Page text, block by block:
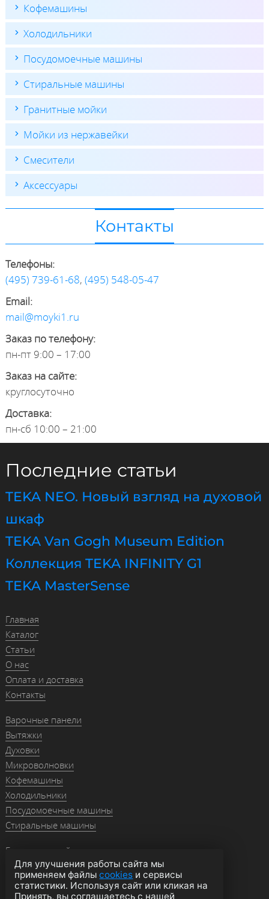
Кофемашины
Холодильники
Посудомоечные машины
Стиральные машины
Гранитные мойки
Мойки из нержавейки
Смесители
Аксессуары
Контакты
Телефоны:
(495) 739-61-68, (495) 548-05-47
Email:
mail@moyki1.ru
Заказ по телефону:
пн-пт 9:00 – 17:00
Заказ на сайте:
круглосуточно
Доставка:
пн-сб 10:00 – 21:00
Последние статьи
TEKA NEO. Новый взгляд на духовой
шкаф
TEKA Van Gogh Museum Edition
Коллекция TEKA INFINITY G1
TEKA MasterSense
Главная
Каталог
Статьи
О нас
Оплата и доставка
Контакты
Варочные панели
Вытяжки
Духовки
Микроволновки
Кофемашины
Холодильники
Посудомоечные машины
Стиральные машины
Гранитные мойки
Мойки из нержавейки
Смесители
Аксессуары
Для улучшения работы сайта мы
применяем файлыcookies и сервисы
статистики. Используя сайт или кликая на
Принять, вы соглашаетесь с нашей